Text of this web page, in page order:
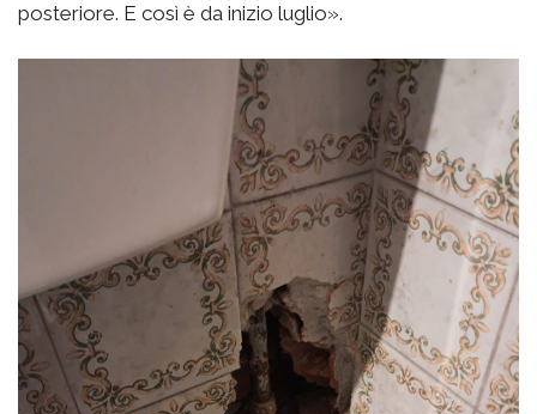
posteriore. E così è da inizio luglio».